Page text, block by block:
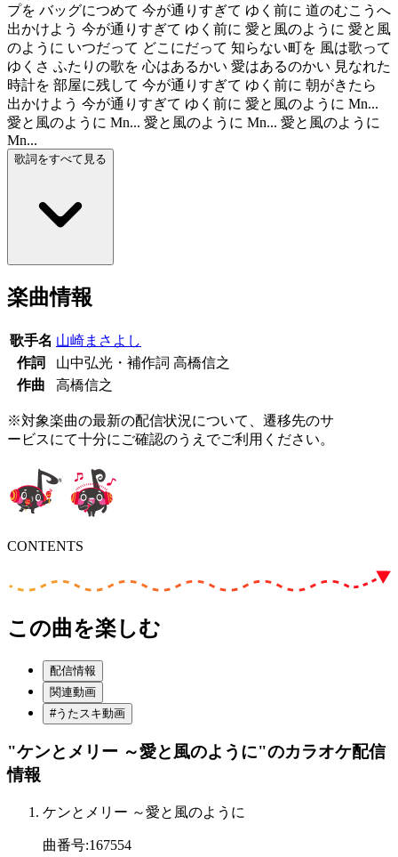
プを バッグにつめて 今が通りすぎて ゆく前に 道のむこうへ
出かけよう 今が通りすぎて ゆく前に 愛と風のように 愛と風
のように いつだって どこにだって 知らない町を 風は歌って
ゆくさ ふたりの歌を 心はあるかい 愛はあるのかい 見なれた
時計を 部屋に残して 今が通りすぎて ゆく前に 朝がきたら
出かけよう 今が通りすぎて ゆく前に 愛と風のように Mn...
愛と風のように Mn... 愛と風のように Mn... 愛と風のように
Mn...
歌詞をすべて見る
楽曲情報
歌手名 山崎まさよし
作詞
山中弘光・補作詞 高橋信之
作曲
高橋信之
※対象楽曲の最新の配信状況について、遷移先のサ
ービスにて十分にご確認のうえでご利用ください。
CONTENTS
この曲を楽しむ
配信情報
関連動画
#うたスキ動画
"ケンとメリー ～愛と風のように"のカラオケ配信
情報
ケンとメリー ～愛と風のように
曲番号:167554